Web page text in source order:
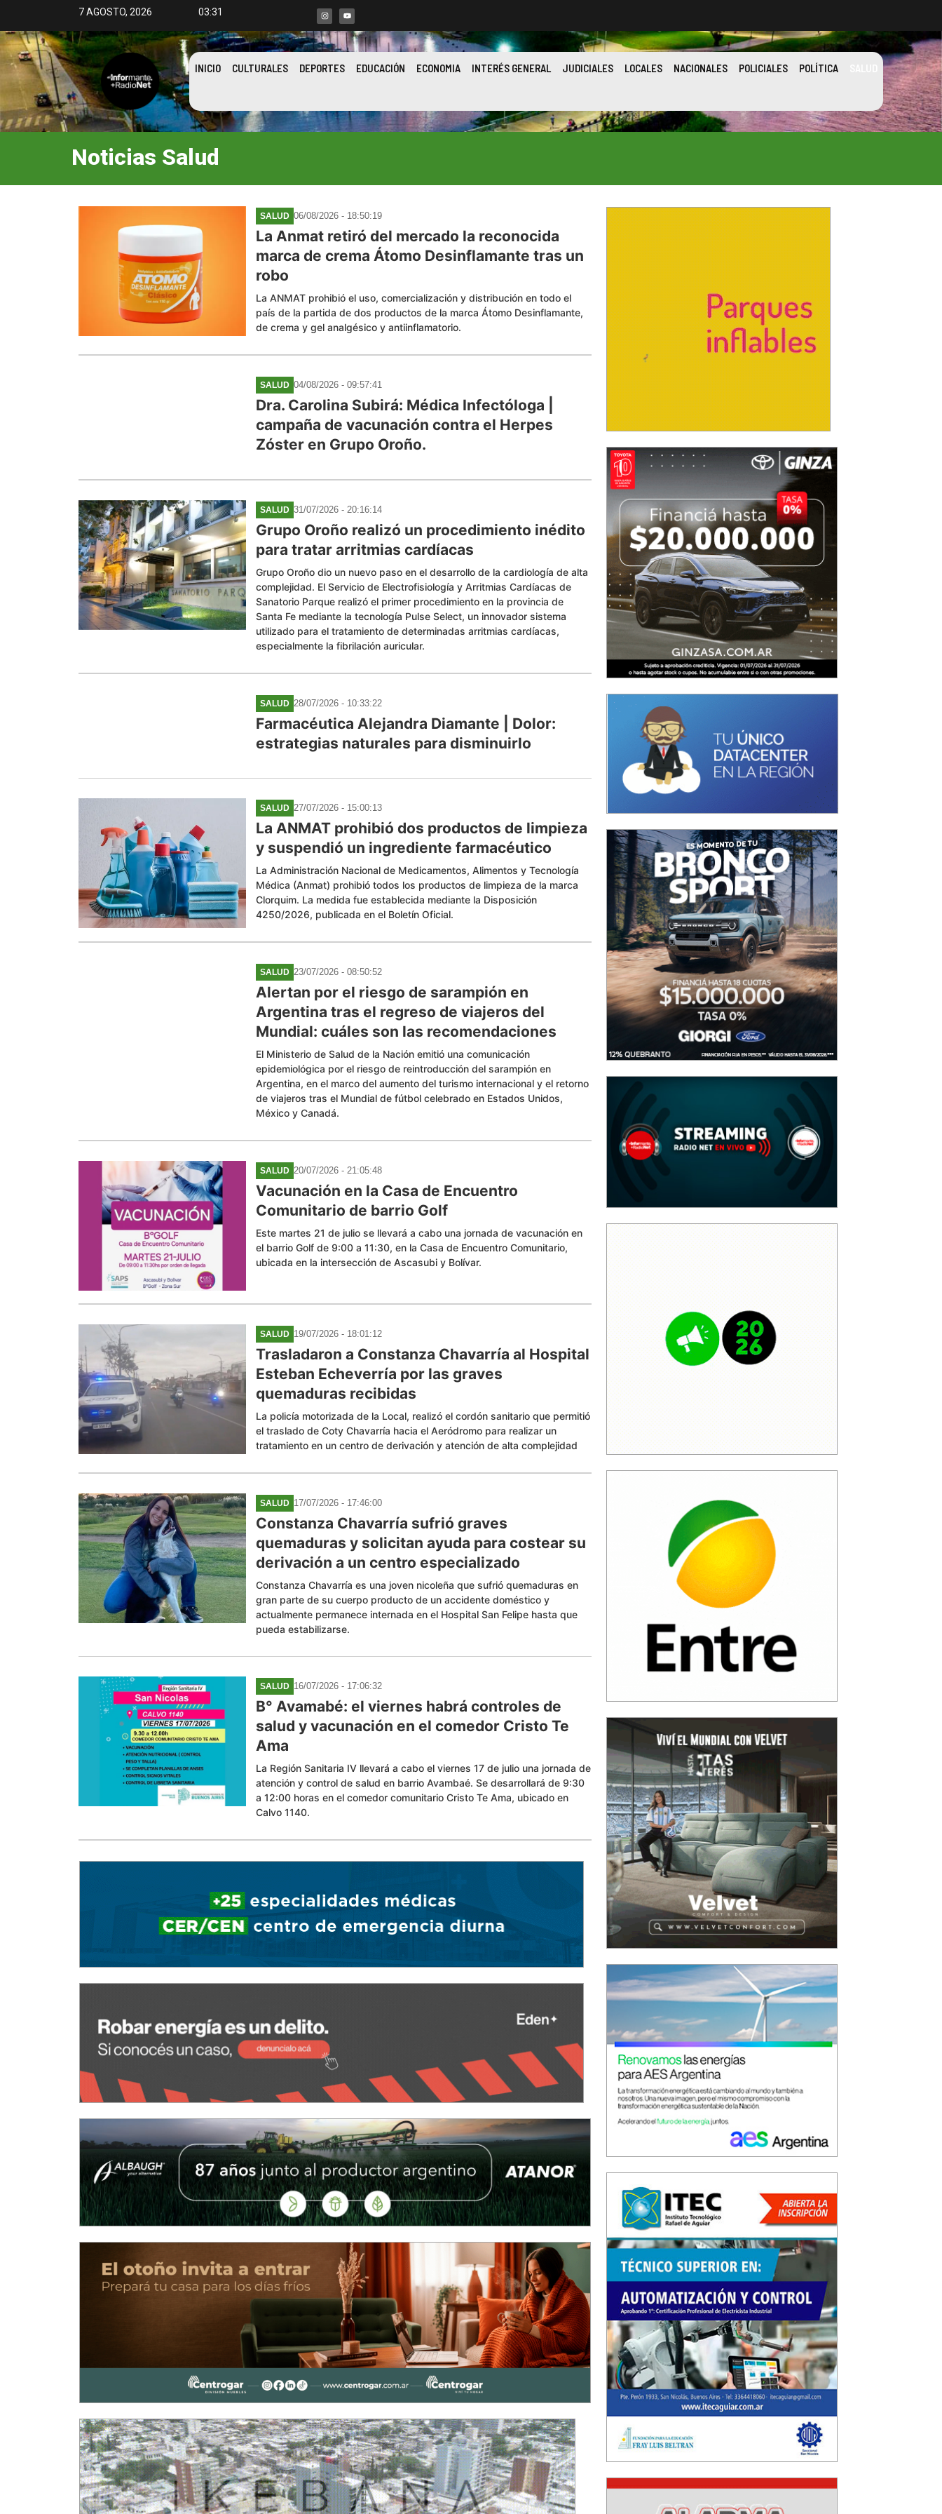
7 AGOSTO, 2026 03:31
INICIO CULTURALES DEPORTES EDUCACIÓN ECONOMIA INTERÉS GENERAL JUDICIALES LOCALES NACIONALES POLICIALES POLÍTICA
Noticias Salud
SALUD 06/08/2026 - 18:50:19
La Anmat retiró del mercado la reconocida
marca de crema Átomo Desinflamante tras un
robo
La ANMAT prohibió el uso, comercialización y distribución en todo el
país de la partida de dos productos de la marca Átomo Desinflamante,
de crema y gel analgésico y antiinflamatorio.
SALUD 04/08/2026 - 09:57:41
Dra. Carolina Subirá: Médica Infectóloga |
campaña de vacunación contra el Herpes
Zóster en Grupo Oroño.
SALUD 31/07/2026 - 20:16:14
Grupo Oroño realizó un procedimiento inédito
para tratar arritmias cardíacas
Grupo Oroño dio un nuevo paso en el desarrollo de la cardiología de alta
complejidad. El Servicio de Electrofisiología y Arritmias Cardíacas de
Sanatorio Parque realizó el primer procedimiento en la provincia de
Santa Fe mediante la tecnología Pulse Select, un innovador sistema
utilizado para el tratamiento de determinadas arritmias cardíacas,
especialmente la fibrilación auricular.
SALUD 28/07/2026 - 10:33:22
Farmacéutica Alejandra Diamante | Dolor:
estrategias naturales para disminuirlo
SALUD 27/07/2026 - 15:00:13
La ANMAT prohibió dos productos de limpieza
y suspendió un ingrediente farmacéutico
La Administración Nacional de Medicamentos, Alimentos y Tecnología
Médica (Anmat) prohibió todos los productos de limpieza de la marca
Clorquim. La medida fue establecida mediante la Disposición
4250/2026, publicada en el Boletín Oficial.
SALUD 23/07/2026 - 08:50:52
Alertan por el riesgo de sarampión en
Argentina tras el regreso de viajeros del
Mundial: cuáles son las recomendaciones
El Ministerio de Salud de la Nación emitió una comunicación
epidemiológica por el riesgo de reintroducción del sarampión en
Argentina, en el marco del aumento del turismo internacional y el retorno
de viajeros tras el Mundial de fútbol celebrado en Estados Unidos,
México y Canadá.
SALUD 20/07/2026 - 21:05:48
Vacunación en la Casa de Encuentro
Comunitario de barrio Golf
Este martes 21 de julio se llevará a cabo una jornada de vacunación en
el barrio Golf de 9:00 a 11:30, en la Casa de Encuentro Comunitario,
ubicada en la intersección de Ascasubi y Bolívar.
SALUD 19/07/2026 - 18:01:12
Trasladaron a Constanza Chavarría al Hospital
Esteban Echeverría por las graves
quemaduras recibidas
La policía motorizada de la Local, realizó el cordón sanitario que permitió
el traslado de Coty Chavarría hacia el Aeródromo para realizar un
tratamiento en un centro de derivación y atención de alta complejidad
SALUD 17/07/2026 - 17:46:00
Constanza Chavarría sufrió graves
quemaduras y solicitan ayuda para costear su
derivación a un centro especializado
Constanza Chavarría es una joven nicoleña que sufrió quemaduras en
gran parte de su cuerpo producto de un accidente doméstico y
actualmente permanece internada en el Hospital San Felipe hasta que
pueda estabilizarse.
SALUD 16/07/2026 - 17:06:32
B° Avamabé: el viernes habrá controles de
salud y vacunación en el comedor Cristo Te
Ama
La Región Sanitaria IV llevará a cabo el viernes 17 de julio una jornada de
atención y control de salud en barrio Avambaé. Se desarrollará de 9:30
a 12:00 horas en el comedor comunitario Cristo Te Ama, ubicado en
Calvo 1140.